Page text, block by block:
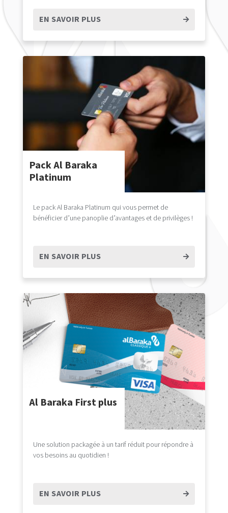
EN SAVOIR PLUS
Pack Al Baraka
Platinum
Le pack Al Baraka Platinum qui vous permet de
bénéficier d’une panoplie d’avantages et de privilèges !
EN SAVOIR PLUS
Al Baraka First plus
Une solution packagée à un tarif réduit pour répondre à
vos besoins au quotidien !
EN SAVOIR PLUS